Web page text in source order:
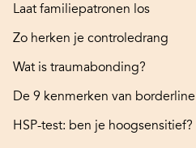
Laat familiepatronen los
Zo herken je controledrang
Wat is traumabonding?
De 9 kenmerken van borderline
HSP-test: ben je hoogsensitief?